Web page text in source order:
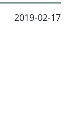
2019-02-17